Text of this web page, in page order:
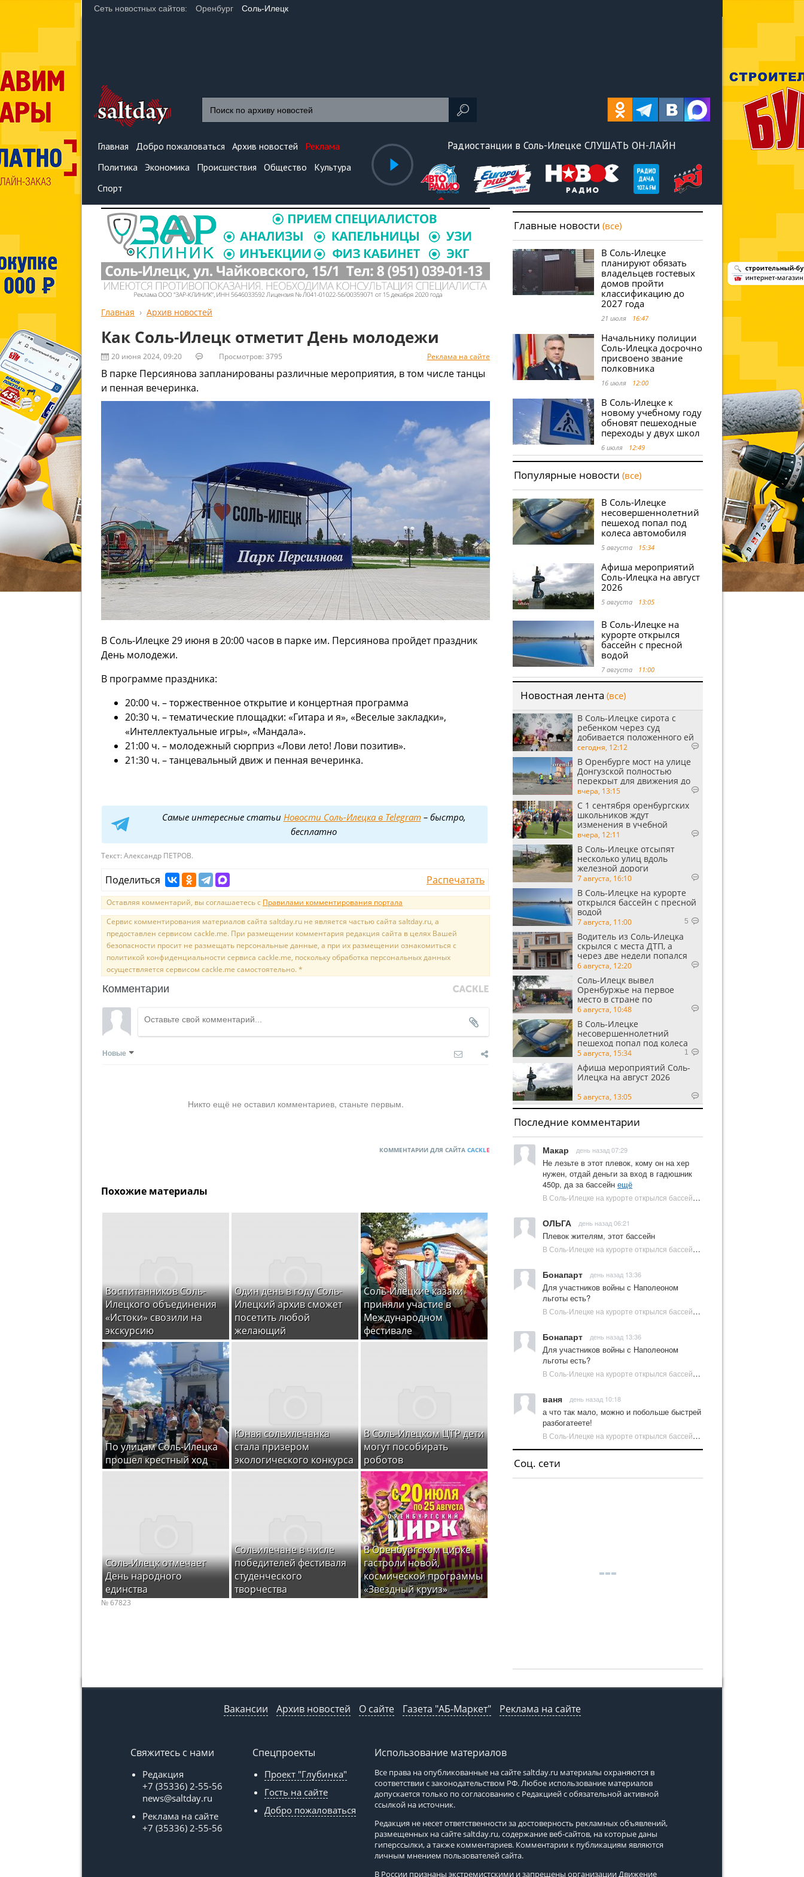
Сеть новостных сайтов: Оренбург Соль-Илецк
Главная Добро пожаловаться Архив новостей
Реклама
Политика Экономика Происшествия Общество
Культура
Спорт
Радиостанции в Соль-Илецке СЛУШАТЬ ОН-ЛАЙН
Главная Архив новостей
Как Соль-Илецк отметит День молодежи
20 июня 2024, 09:20 Просмотров: 3795 Реклама на сайте
В парке Персиянова запланированы различные мероприятия, в том числе танцы
и пенная вечеринка.
В Соль-Илецке 29 июня в 20:00 часов в парке им. Персиянова пройдет праздник
День молодежи.
В программе праздника:
20:00 ч. – торжественное открытие и концертная программа
20:30 ч. – тематические площадки: «Гитара и я», «Веселые закладки»,
«Интеллектуальные игры», «Мандала».
21:00 ч. – молодежный сюрприз «Лови лето! Лови позитив».
21:30 ч. – танцевальный движ и пенная вечеринка.
Самые интересные статьи Новости Соль-Илецка в Telegram– быстро,
бесплатно
Текст: Александр ПЕТРОВ.
Поделиться Распечатать
Оставляя комментарий, вы соглашаетесь с Правилами комментирования портала
Сервис комментирования материалов сайта saltday.ru не является частью сайта saltday.ru, а
предоставлен сервисом cackle.me. При размещении комментария редакция сайта в целях Вашей
безопасности просит не размещать персональные данные, а при их размещении ознакомиться с
политикой конфиденциальности сервиса cackle.me, поскольку обработка персональных данных
осуществляется сервисом cackle.me самостоятельно. *
Комментарии
Новые
Никто ещё не оставил комментариев, станьте первым.
КОММЕНТАРИИ ДЛЯ САЙТА CACKLE
Похожие материалы
Воспитанников Соль-
Илецкого объединения
«Истоки» свозили на
экскурсию
Один день в году Соль-
Илецкий архив сможет
посетить любой
желающий
Соль-Илецкие казаки
приняли участие в
Международном
фестивале
По улицам Соль-Илецка
прошел крестный ход
Юная сольилечанка
стала призером
экологического конкурса
В Соль-Илецком ЦТР дети
могут пособирать
роботов
Соль-Илецк отмечает
День народного
единства
Сольилечане в числе
победителей фестиваля
студенческого
творчества
В Оренбургском цирке
гастроли новой,
космической программы
«Звездный круиз»
№ 67823
Главные новости (все)
В Соль-Илецке
планируют обязать
владельцев гостевых
домов пройти
классификацию до
2027 года
21 июля 16:47
Начальнику полиции
Соль-Илецка досрочно
присвоено звание
полковника
16 июля 12:00
В Соль-Илецке к
новому учебному году
обновят пешеходные
переходы у двух школ
6 июля 12:49
Популярные новости (все)
В Соль-Илецке
несовершеннолетний
пешеход попал под
колеса автомобиля
5 августа 15:34
Афиша мероприятий
Соль-Илецка на август
2026
5 августа 13:05
В Соль-Илецке на
курорте открылся
бассейн с пресной
водой
7 августа 11:00
Новостная лента (все)
В Соль-Илецке сирота с
ребенком через суд
добивается положенного ей
жилья
сегодня, 12:12
В Оренбурге мост на улице
Донгузской полностью
перекрыт для движения до
утра 10 августа
вчера, 13:15
С 1 сентября оренбургских
школьников ждут
изменения в учебной
программе
вчера, 12:11
В Соль-Илецке отсыпят
несколько улиц вдоль
железной дороги
7 августа, 16:10
В Соль-Илецке на курорте
открылся бассейн с пресной
водой
7 августа, 11:00 5
Водитель из Соль-Илецка
скрылся с места ДТП, а
через две недели попался
пьяным
6 августа, 12:20
Соль-Илецк вывел
Оренбуржье на первое
место в стране по
выращиванию арбузов
6 августа, 10:48
В Соль-Илецке
несовершеннолетний
пешеход попал под колеса
автомобиля
5 августа, 15:34 1
Афиша мероприятий Соль-
Илецка на август 2026
5 августа, 13:05
Последние комментарии
Макар день назад 07:29
Не лезьте в этот плевок, кому он на хер
нужен, отдай деньги за вход в гадюшник
450р, да за бассейн ещё
В Соль-Илецке на курорте открылся бассейн с пресной водой | Новости Соль-Илецка
ОЛЬГА день назад 06:21
Плевок жителям, этот бассейн
В Соль-Илецке на курорте открылся бассейн с пресной водой | Новости Соль-Илецка
Бонапарт день назад 13:36
Для участников войны с Наполеоном
льготы есть?
В Соль-Илецке на курорте открылся бассейн с пресной водой | Новости Соль-Илецка
Бонапарт день назад 13:36
Для участников войны с Наполеоном
льготы есть?
В Соль-Илецке на курорте открылся бассейн с пресной водой | Новости Соль-Илецка
ваня день назад 10:18
а что так мало, можно и побольше быстрей
разбогатеете!
В Соль-Илецке на курорте открылся бассейн с пресной водой | Новости Соль-Илецка
Соц. сети
Вакансии Архив новостей О сайте Газета "АБ-Маркет" Реклама на сайте
Свяжитесь с нами
Редакция
+7 (35336) 2-55-56
news@saltday.ru
Реклама на сайте
+7 (35336) 2-55-56
Спецпроекты
Проект "Глубинка"
Гость на сайте
Добро пожаловаться
Использование материалов
Все права на опубликованные на сайтеsaltday.ru материалы охраняются в
соответствии с законодательством РФ. Любое использование материалов
допускается только по согласованию с Редакцией с обязательной активной
ссылкой на источник.
Редакция не несет ответственности за достоверность рекламных объявлений,
размещенных на сайтеsaltday.ru, содержание веб-сайтов, на которые даны
гиперссылки, а также комментариев. Комментарии к публикациям являются
личным мнением пользователей сайта.
В России признаны экстремистскими и запрещены организации Движение